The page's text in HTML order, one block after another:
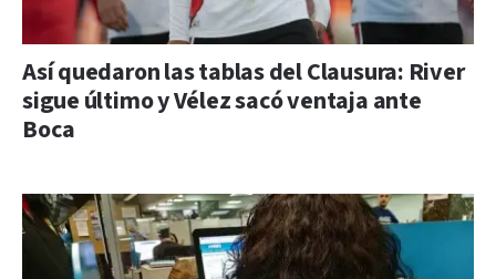
Así quedaron las tablas del Clausura: River
sigue último y Vélez sacó ventaja ante
Boca